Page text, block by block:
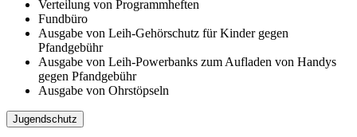
Verteilung von Programmheften
Fundbüro
Ausgabe von Leih-Gehörschutz für Kinder gegen
Pfandgebühr
Ausgabe von Leih-Powerbanks zum Aufladen von Handys
gegen Pfandgebühr
Ausgabe von Ohrstöpseln
Jugendschutz